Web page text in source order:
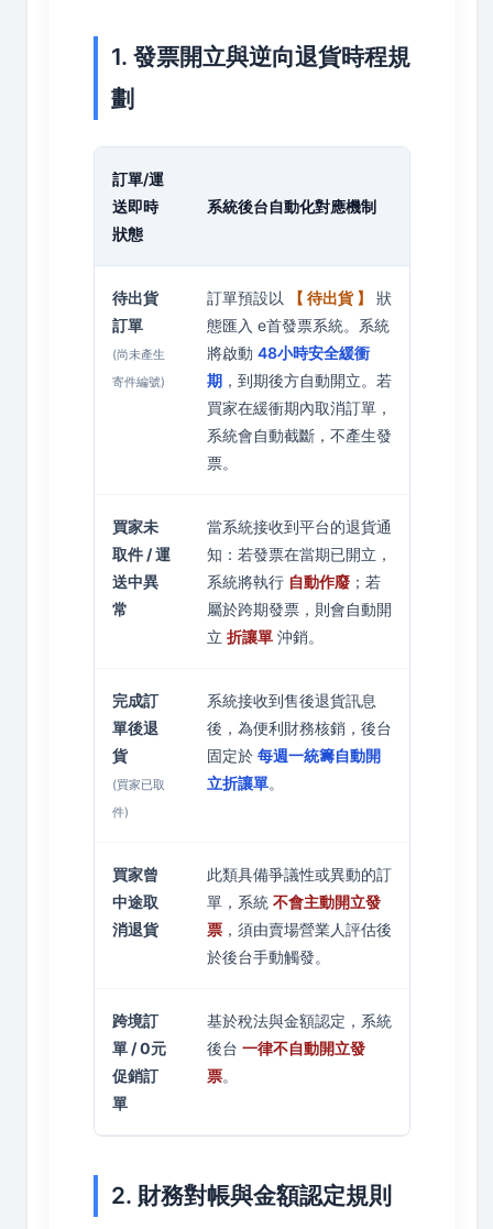
1. 發票開立與逆向退貨時程規
劃
訂單/運
送即時
狀態
系統後台自動化對應機制
待出貨
訂單
(尚未產生
寄件編號)
訂單預設以 【 待出貨 】
狀
態匯入 e首發票系統。系統
將啟動 48小時安全緩衝
期 ，到期後方自動開立。若
買家在緩衝期內取消訂單，
系統會自動截斷，不產生發
票。
買家未
取件 / 運
送中異
常
當系統接收到平台的退貨通
知：若發票在當期已開立，
系統將執行 自動作廢 ；若
屬於跨期發票，則會自動開
立 折讓單 沖銷。
完成訂
單後退
貨
(買家已取
件)
系統接收到售後退貨訊息
後，為便利財務核銷，後台
固定於 每週一統籌自動開
立折讓單。
買家曾
中途取
消退貨
此類具備爭議性或異動的訂
單，系統 不會主動開立發
票 ，須由賣場營業人評估後
於後台手動觸發。
跨境訂
單 / 0元
促銷訂
單
基於稅法與金額認定，系統
後台 一律不自動開立發
票。
2. 財務對帳與金額認定規則